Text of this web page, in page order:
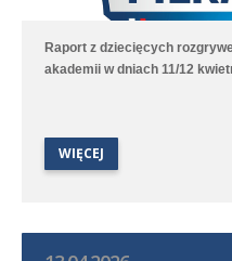
Raport z dziecięcych
akademii w dniach 11/12
WIĘCEJ